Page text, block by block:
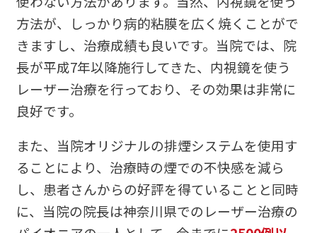
方法が、しっかり病的粘膜を広く焼くことがで
きますし、治療成績も良いです。当院では、院
長が平成7年以降施行してきた、内視鏡を使う
レーザー治療を行っており、その効果は非常に
良好です。
また、当院オリジナルの排煙システムを使用す
ることにより、治療時の煙での不快感を減ら
し、患者さんからの好評を得ていることと同時
に、当院の院長は神奈川県でのレーザー治療の